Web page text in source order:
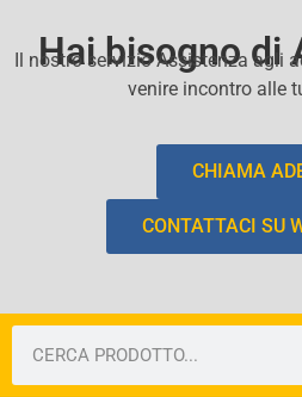
Hai bisogno di
Il nostro servizio Assistenza agli
venire incontro alle
CHIAMA
CONTATTACI SU